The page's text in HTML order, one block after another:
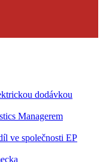
dodávkou
Managerem
ve společnosti EP